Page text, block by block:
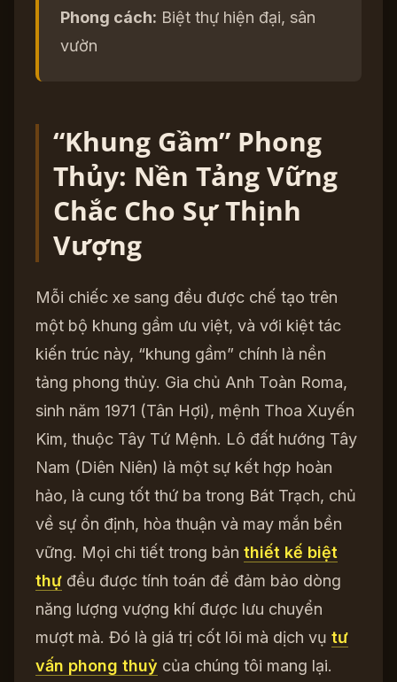
Phong cách: Biệt thự hiện đại, sân
vườn
“Khung Gầm” Phong
Thủy: Nền Tảng Vững
Chắc Cho Sự Thịnh
Vượng
Mỗi chiếc xe sang đều được chế tạo trên
một bộ khung gầm ưu việt, và với kiệt tác
kiến trúc này, “khung gầm” chính là nền
tảng phong thủy. Gia chủ Anh Toàn Roma,
sinh năm 1971 (Tân Hợi), mệnh Thoa Xuyến
Kim, thuộc Tây Tứ Mệnh. Lô đất hướng Tây
Nam (Diên Niên) là một sự kết hợp hoàn
hảo, là cung tốt thứ ba trong Bát Trạch, chủ
về sự ổn định, hòa thuận và may mắn bền
vững. Mọi chi tiết trong bản thiết kế biệt
thự đều được tính toán để đảm bảo dòng
năng lượng vượng khí được lưu chuyển
mượt mà. Đó là giá trị cốt lõi mà dịch vụ tư
vấn phong thuỷ của chúng tôi mang lại.